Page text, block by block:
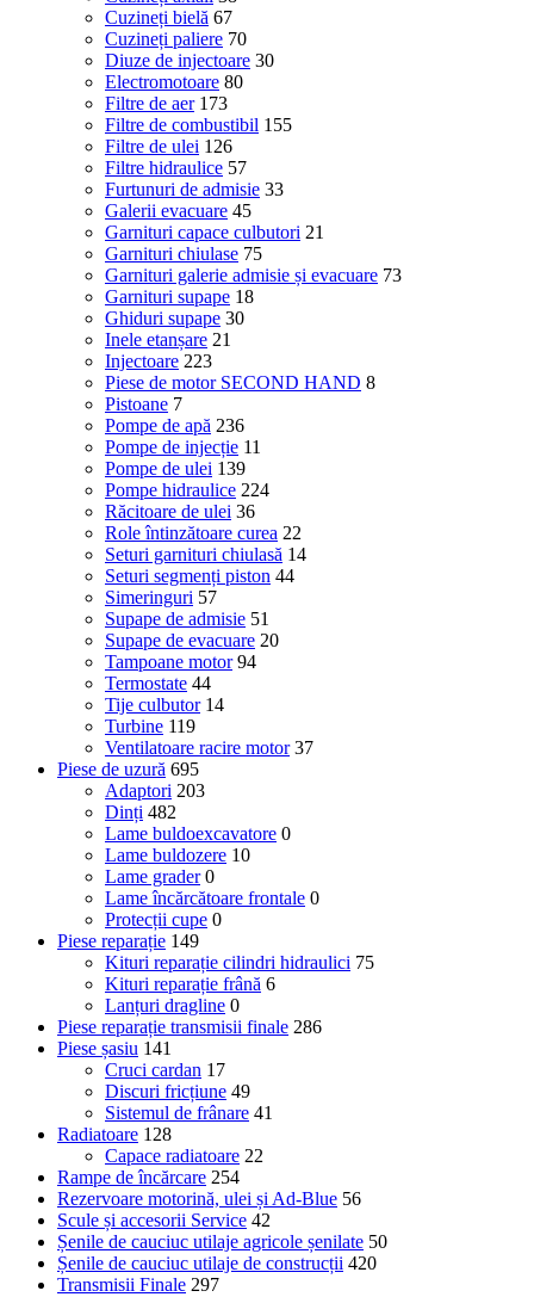
Cuzineți bielă 67
Cuzineți paliere 70
Diuze de injectoare 30
Electromotoare 80
Filtre de aer 173
Filtre de combustibil 155
Filtre de ulei 126
Filtre hidraulice 57
Furtunuri de admisie 33
Galerii evacuare 45
Garnituri capace culbutori 21
Garnituri chiulase 75
Garnituri galerie admisie și evacuare 73
Garnituri supape 18
Ghiduri supape 30
Inele etanșare 21
Injectoare 223
Piese de motor SECOND HAND 8
Pistoane 7
Pompe de apă 236
Pompe de injecție 11
Pompe de ulei 139
Pompe hidraulice 224
Răcitoare de ulei 36
Role întinzătoare curea 22
Seturi garnituri chiulasă 14
Seturi segmenți piston 44
Simeringuri 57
Supape de admisie 51
Supape de evacuare 20
Tampoane motor 94
Termostate 44
Tije culbutor 14
Turbine 119
Ventilatoare racire motor 37
Piese de uzură 695
Adaptori 203
Dinți 482
Lame buldoexcavatore 0
Lame buldozere 10
Lame grader 0
Lame încărcătoare frontale 0
Protecții cupe 0
Piese reparație 149
Kituri reparație cilindri hidraulici 75
Kituri reparație frână 6
Lanțuri dragline 0
Piese reparație transmisii finale 286
Piese șasiu 141
Cruci cardan 17
Discuri fricțiune 49
Sistemul de frânare 41
Radiatoare 128
Capace radiatoare 22
Rampe de încărcare 254
Rezervoare motorină, ulei și Ad-Blue 56
Scule și accesorii Service 42
Șenile de cauciuc utilaje agricole șenilate 50
Șenile de cauciuc utilaje de construcții 420
Transmisii Finale 297